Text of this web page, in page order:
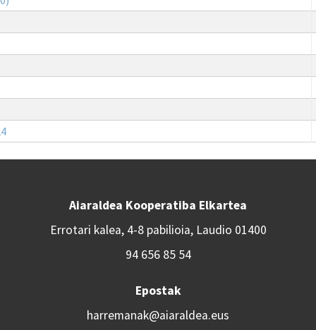
Aiaraldea Kooperatiba Elkartea
Errotari kalea, 4-8 pabilioia, Laudio 01400
94 656 85 54
Epostak
harremanak@aiaraldea.eus